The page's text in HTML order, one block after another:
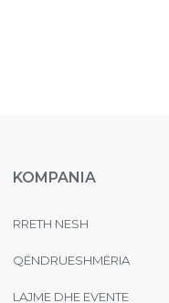
KOMPANIA
RRETH NESH
QËNDRUESHMËRIA
LAJME DHE EVENTE